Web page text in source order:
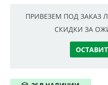
ПРИВЕЗЕМ ПОД ЗАКАЗ
СКИДКИ ЗА